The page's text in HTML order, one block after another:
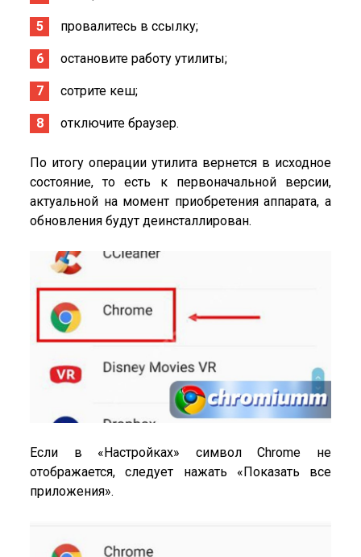
провалитесь в ссылку;
остановите работу утилиты;
сотрите кеш;
отключите браузер.
По итогу операции утилита вернется в исходное
состояние, то есть к первоначальной версии,
актуальной на момент приобретения аппарата, а
обновления будут деинсталлирован.
Если в «Настройках» символ Chrome не
отображается, следует нажать «Показать все
приложения».